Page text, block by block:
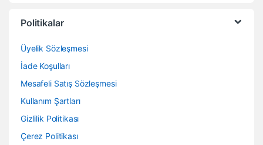
Politikalar
Üyelik Sözleşmesi
İade Koşulları
Mesafeli Satış Sözleşmesi
Kullanım Şartları
Gizlilik Politikası
Çerez Politikası